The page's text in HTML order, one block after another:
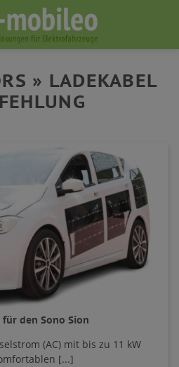
» LADEKABEL
den Sono Sion
(AC) mit bis zu 11 kW
[...]